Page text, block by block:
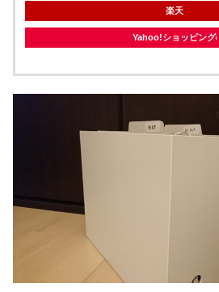
楽天
Yahoo!ショッピング